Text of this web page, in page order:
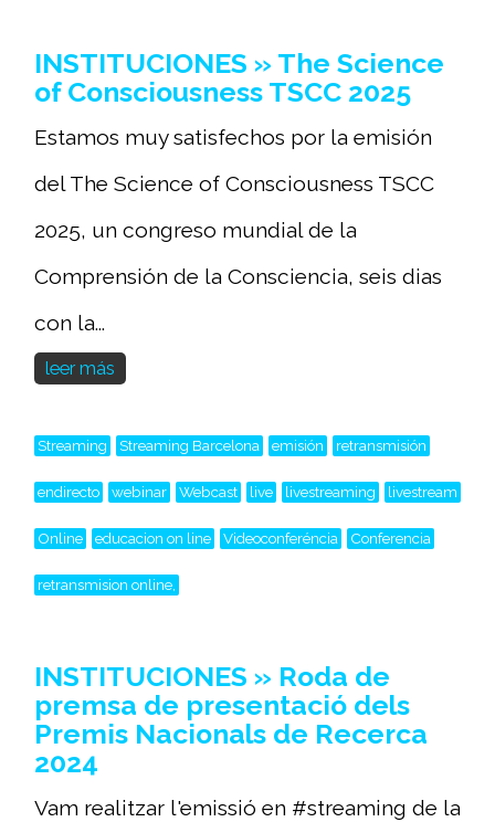
INSTITUCIONES » The Science
of Consciousness TSCC 2025
Estamos muy satisfechos por la emisión
del The Science of Consciousness TSCC
2025, un congreso mundial de la
Comprensión de la Consciencia, seis dias
con la...
leer más
Streaming Streaming Barcelona emisión retransmisión
endirecto webinar Webcast live livestreaming livestream
Online educacion on line Videoconferéncia Conferencia
retransmision online,
INSTITUCIONES » Roda de
premsa de presentació dels
Premis Nacionals de Recerca
2024
Vam realitzar l'emissió en #streaming de la